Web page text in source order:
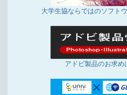
大学生協ならではのソフト
アドビ製品のお求め